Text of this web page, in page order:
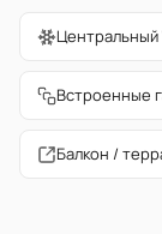
Центральный
Встроенные
Балкон /